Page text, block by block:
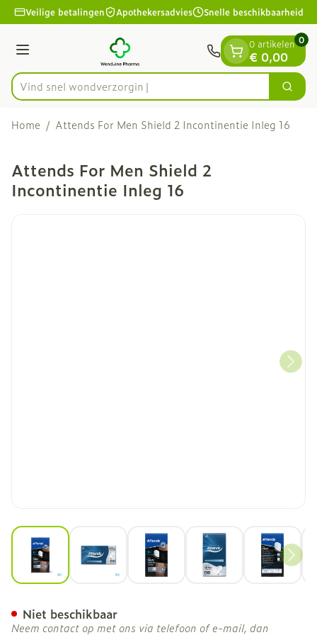
Ga naar de inhoud
1 van 1
Veilige betalingen Apothekersadvies Snelle beschikbaarheid
Menu
Product, merk, categorie...
Vind snel wondv Zoek
0 artikelen
€ 0,00
0
Home / Attends For Men Shield 2 Incontinentie Inleg 16
Attends For Men Shield 2
Incontinentie Inleg 16
View larger imageView larger imageView larger imageView larger image
View
Niet beschikbaar
Neem contact op met ons via telefoon of e-mail, dan